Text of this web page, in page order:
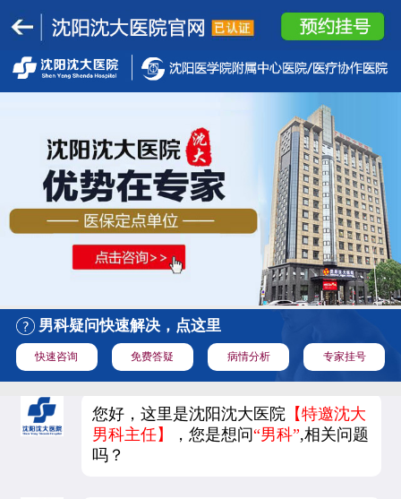
男科疑问快速解决，点这里
快速咨询 免费答疑 病情分析 专家挂号
您好，这里是沈阳沈大医院 【特邀沈大
男科主任】
，您是想问“男科”,相关问题
吗？